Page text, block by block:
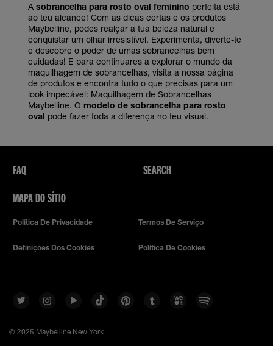
A sobrancelha para rosto oval feminino perfeita está
ao teu alcance! Com as dicas certas e os produtos
Maybelline, podes realçar a tua beleza natural e
conquistar um olhar irresistível. Experimenta, diverte-te
e descobre o poder de umas sobrancelhas bem
cuidadas! E para continuares a explorar o mundo da
maquilhagem de sobrancelhas, visita a nossa página
de produtos e encontra tudo o que precisas para um
look impecável: Maquilhagem de Sobrancelhas
Maybelline. O modelo de sobrancelha para rosto
oval pode fazer toda a diferença no teu visual.
FAQ
MAPA DO SÍTIO
SEARCH
Política De Privacidade Termos De Serviço
Definições Dos Cookies Política De Cookies
© 2025 Maybelline New York